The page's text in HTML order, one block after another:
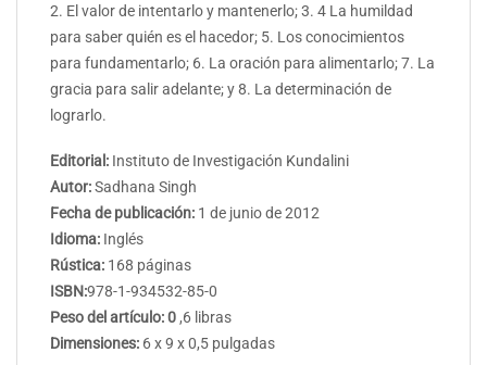
2. El valor de intentarlo y mantenerlo; 3. 4 La humildad
para saber quién es el hacedor; 5. Los conocimientos
para fundamentarlo; 6. La oración para alimentarlo; 7. La
gracia para salir adelante; y 8. La determinación de
lograrlo.
Editorial: Instituto de Investigación Kundalini
Autor:Sadhana Singh
Fecha de publicación: 1 de junio de 2012
Idioma: Inglés
Rústica: 168 páginas
ISBN:978-1-934532-85-0
Peso del artículo: 0 ,6 libras
Dimensiones: 6 x 9 x 0,5 pulgadas